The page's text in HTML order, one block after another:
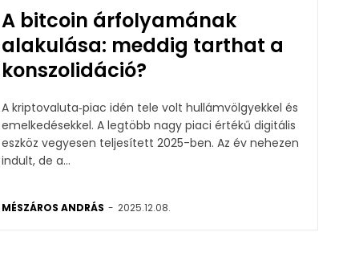
A bitcoin árfolyamának
alakulása: meddig tarthat a
konszolidáció?
A kriptovaluta‑piac idén tele volt hullámvölgyekkel és
emelkedésekkel. A legtöbb nagy piaci értékű digitális
eszköz vegyesen teljesített 2025-ben. Az év nehezen
indult, de a...
MÉSZÁROS ANDRÁS - 2025.12.08.